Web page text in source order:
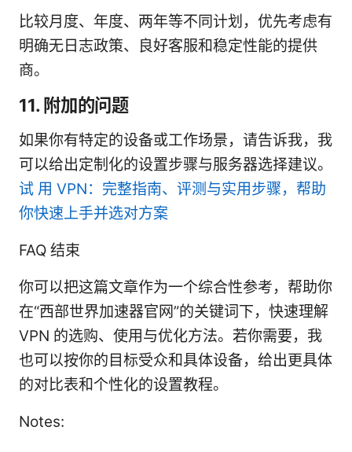
比较月度、年度、两年等不同计划，优先考虑有
明确无日志政策、良好客服和稳定性能的提供
商。
11. 附加的问题
如果你有特定的设备或工作场景，请告诉我，我
可以给出定制化的设置步骤与服务器选择建议。
试 用 VPN：完整指南、评测与实用步骤，帮助
你快速上手并选对方案
FAQ 结束
你可以把这篇文章作为一个综合性参考，帮助你
在“西部世界加速器官网”的关键词下，快速理解
VPN 的选购、使用与优化方法。若你需要，我
也可以按你的目标受众和具体设备，给出更具体
的对比表和个性化的设置教程。
Notes: